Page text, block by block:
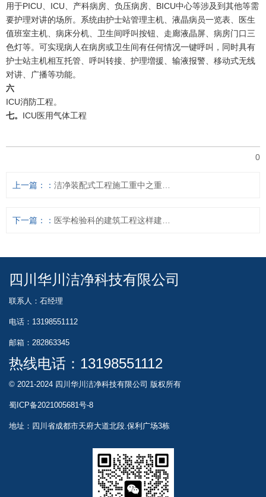
用于PICU、ICU、产科病房、负压病房、BICU中心等涉及到其他等需
要护理对讲的场所。系统由护士站管理主机、液晶病员一览表、医生
值班室主机、病床分机、卫生间呼叫按钮、走廊液晶屏、病房门口三
色灯等。可实现病人在病房或卫生间有任何情况一键呼叫，同时具有
护士站主机相互托管、呼叫转接、护理増援、输液报警、移动式无线
对讲、广播等功能。
六
ICU消防工程。
七。 ICU医用气体工程
0
上一篇：
下一篇：
四川华川洁净科技有限公司
联系人：石经理
电话：13198551112
邮箱：282863345
热线电话： 13198551112
© 2021-2024 四川华川洁净科技有限公司 版权所有
蜀ICP备2021005681号-8
地址：四川省成都市天府大道北段.保利广场3栋